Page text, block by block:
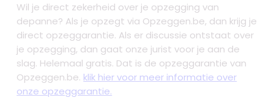
Wil je direct zekerheid over je opzegging van
depanne? Als je opzegt via Opzeggen.be, dan krijg je
direct opzeggarantie. Als er discussie ontstaat over
je opzegging, dan gaat onze jurist voor je aan de
slag. Helemaal gratis. Dat is de opzeggarantie van
Opzeggen.be. klik hier voor meer informatie over
onze opzeggarantie.